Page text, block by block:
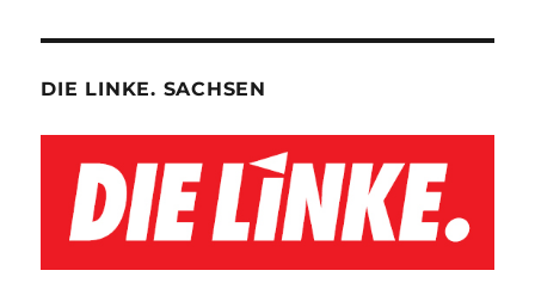
DIE LINKE. SACHSEN